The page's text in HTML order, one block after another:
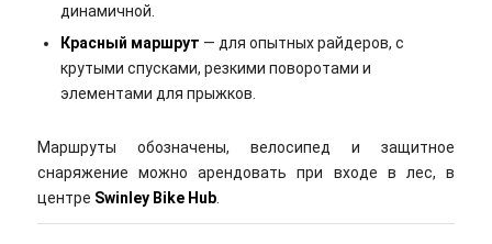
динамичной.
Красный маршрут — для опытных райдеров, с
крутыми спусками, резкими поворотами и
элементами для прыжков.
Маршруты обозначены, велосипед и защитное
снаряжение можно арендовать при входе в лес, в
центре Swinley Bike Hub.